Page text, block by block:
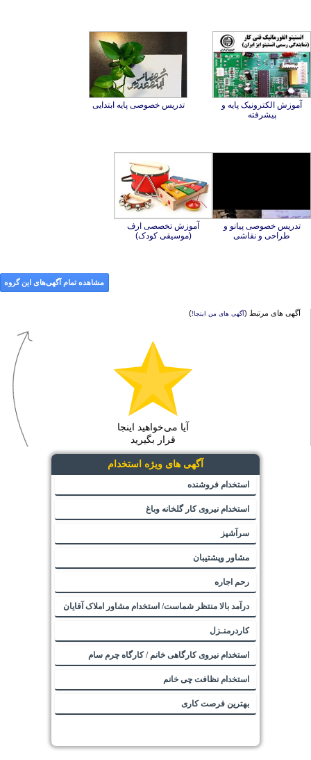
آموزش الکترونیک پایه و
پیشرفته
تدریس خصوصی پایه ابتدایی
تدریس خصوصی پیانو و
طراحی و نقاشی
آموزش تخصصی ارف
(موسیقی کودک)
مشاهده تمام آگهی‌های این گروه
آگهی های مرتبط (آگهی های من اینجا!)
آیا می‌خواهید اینجا
قرار بگیرید
آگهی های ویژه استخدام
استخدام فروشنده
استخدام نیروی کار گلخانه وباغ
سرآشپز
مشاور وپشتیبان
رحم اجاره
درآمد بالا منتظر شماست/ استخدام مشاور املاک آقایان
کاردرمنـزل
استخدام نیروی کارگاهی خانم / کارگاه چرم سام
استخدام نظافت چی خانم
بهترین فرصت کاری